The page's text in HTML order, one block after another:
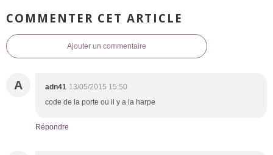
COMMENTER CET ARTICLE
Ajouter un commentaire
A adn41 13/05/2015 15:50
code de la porte ou il y a la harpe
Répondre